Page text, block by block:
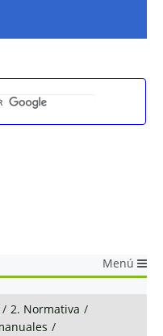
Menú
/ 2. Normativa /
/